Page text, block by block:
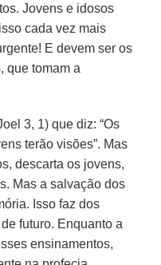
Jovens e idosos
cada vez mais
E devem ser os
que tomam a
3, 1) que diz: “Os
terão visões”. Mas
descarta os jovens,
Mas a salvação dos
Isso faz dos
futuro. Enquanto a
ensinamentos,